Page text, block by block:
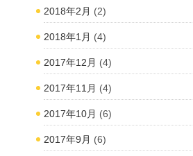
2018年2月 (2)
2018年1月 (4)
2017年12月 (4)
2017年11月 (4)
2017年10月 (6)
2017年9月 (6)